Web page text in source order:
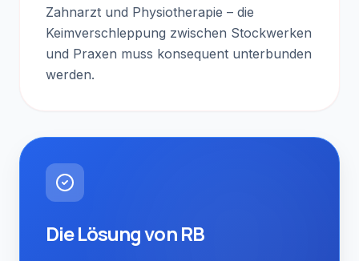
Zahnarzt und Physiotherapie – die
Keimverschleppung zwischen Stockwerken
und Praxen muss konsequent unterbunden
werden.
Die Lösung von RB